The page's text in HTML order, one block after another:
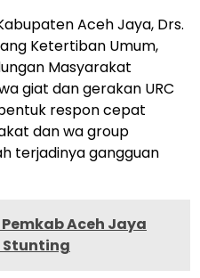
Aceh Jaya, Drs.
Ketertiban Umum,
Masyarakat
giat dan gerakan URC
respon cepat
dan wa group
terjadinya gangguan
Aceh Jaya
Stunting